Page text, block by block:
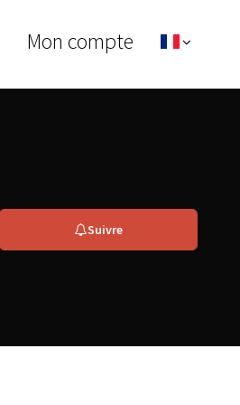
Mon compte
Suivre